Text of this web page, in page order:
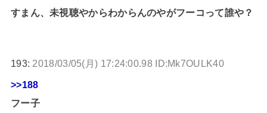
すまん、未視聴やからわからんのやがフーコって誰や？
193: 2018/03/05(月) 17:24:00.98 ID:Mk7OULK40
>>188
フー子